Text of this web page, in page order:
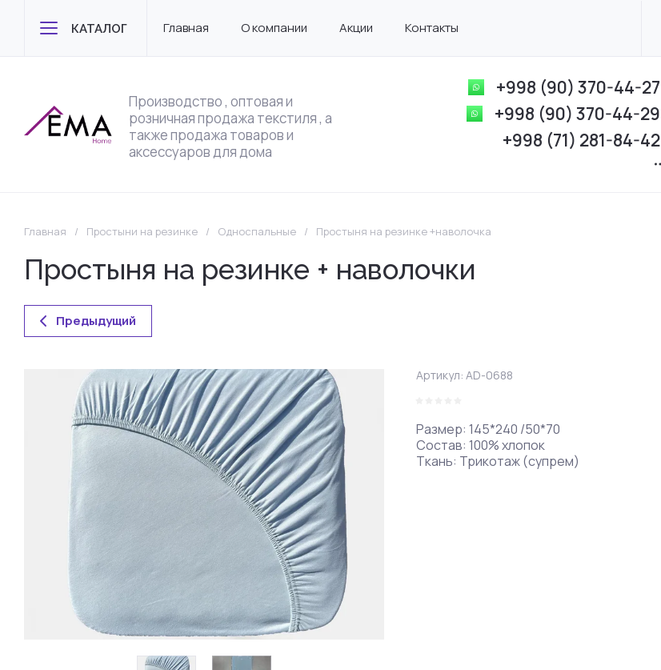
КАТАЛОГ Главная О компании Акции Контакты
Производство , оптовая и
розничная продажа текстиля , а
также продажа товаров и
аксессуаров для дома
+998 (90) 370-44-27
+998 (90) 370-44-29
+998 (71) 281-84-42
Главная / Простыни на резинке / Односпальные / Простыня на резинке +наволочка
Простыня на резинке + наволочки
Предыдущий
Артикул: AD-0688
Размер: 145*240 /50*70
Состав: 100% хлопок
Ткань: Трикотаж (супрем)